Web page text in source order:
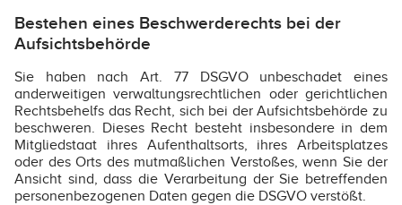
Bestehen eines Beschwerderechts bei der
Aufsichtsbehörde
Sie haben nach Art. 77 DSGVO unbeschadet eines
anderweitigen verwaltungsrechtlichen oder gerichtlichen
Rechtsbehelfs das Recht, sich bei der Aufsichtsbehörde zu
beschweren. Dieses Recht besteht insbesondere in dem
Mitgliedstaat ihres Aufenthaltsorts, ihres Arbeitsplatzes
oder des Orts des mutmaßlichen Verstoßes, wenn Sie der
Ansicht sind, dass die Verarbeitung der Sie betreffenden
personenbezogenen Daten gegen die DSGVO verstößt.